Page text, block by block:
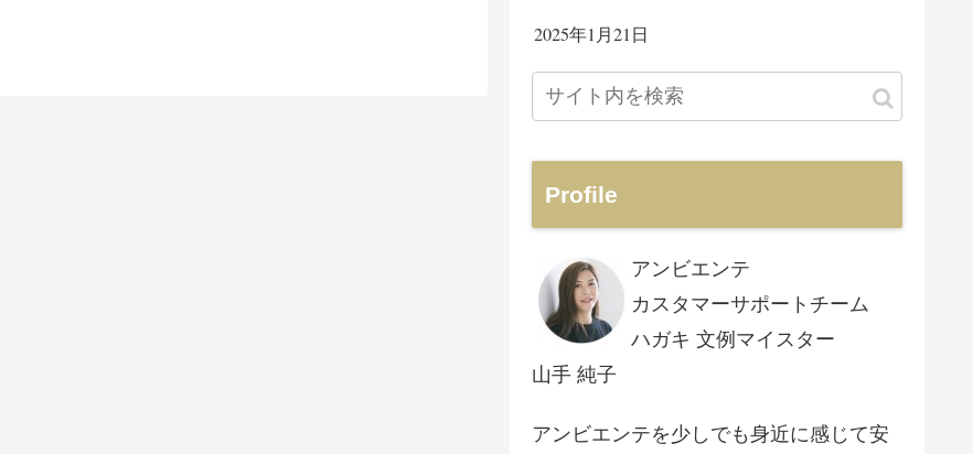
2025年1月21日
Profile
アンビエンテ
カスタマーサポートチーム
ハガキ 文例マイスター
山手 純子
アンビエンテを少しでも身近に感じて安